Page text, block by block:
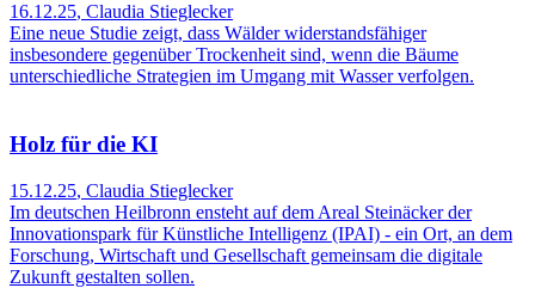
16.12.25, Claudia Stieglecker
Eine neue Studie zeigt, dass Wälder widerstandsfähiger
insbesondere gegenüber Trockenheit sind, wenn die Bäume
unterschiedliche Strategien im Umgang mit Wasser verfolgen.
Holz für die KI
15.12.25, Claudia Stieglecker
Im deutschen Heilbronn ensteht auf dem Areal Steinäcker der
Innovationspark für Künstliche Intelligenz (IPAI) - ein Ort, an dem
Forschung, Wirtschaft und Gesellschaft gemeinsam die digitale
Zukunft gestalten sollen.